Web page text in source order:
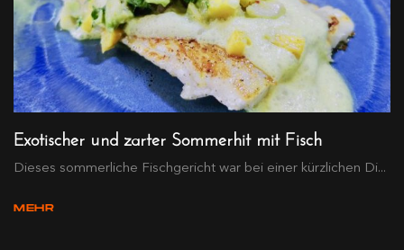
Exotischer und zarter Sommerhit mit Fisch
Dieses sommerliche Fischgericht war bei einer kürzlichen Di...
MEHR